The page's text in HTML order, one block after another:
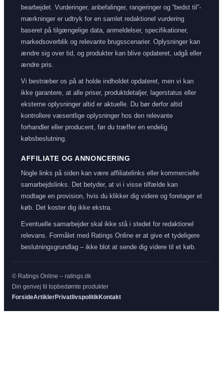
bearbejdet. Vurderinger, anbefalinger, rangeringer og “bedst til”-
mærkninger er udtryk for en samlet redaktionel vurdering
baseret på tilgængelige data, anmeldelser, specifikationer,
markedsoverblik og relevante brugsscenarier. Oplysninger kan
ændre sig over tid, og produkter kan blive opdateret, udgå eller
ændre pris.
Vi bestræber os på at holde indholdet opdateret, men vi kan
ikke garantere, at alle priser, produktdetaljer, lagerstatus eller
eksterne oplysninger altid er aktuelle. Du bør derfor altid
kontrollere væsentlige oplysninger hos den relevante
forhandler eller producent, før du træffer en endelig
købsbeslutning.
AFFILIATE OG ANNONCERING
Nogle links på siden kan være affiliatelinks eller kommercielle
samarbejdslinks. Det betyder, at vi i visse tilfælde kan
modtage en provision, hvis du klikker dig videre og foretager et
køb. Det koster dig ikke ekstra.
Eventuelle samarbejder skal ikke stå i stedet for redaktionel
relevans. Formålet med Ratings Online er at give et tydeligere
beslutningsgrundlag – ikke blot at sende dig videre til et køb.
© Ratings Online – ratings.dk
Din genvej til topbedømte produkter
ForsideArtiklerPrivatlivspolitikKontakt